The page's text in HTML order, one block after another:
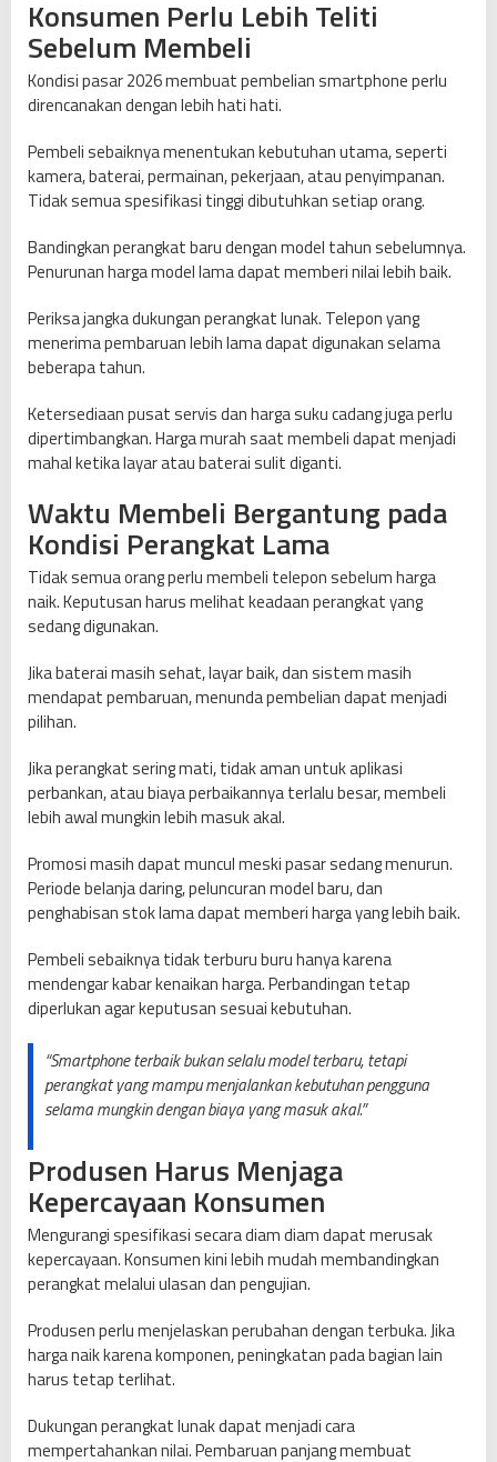
Konsumen Perlu Lebih Teliti
Sebelum Membeli
Kondisi pasar 2026 membuat pembelian smartphone perlu
direncanakan dengan lebih hati hati.
Pembeli sebaiknya menentukan kebutuhan utama, seperti
kamera, baterai, permainan, pekerjaan, atau penyimpanan.
Tidak semua spesifikasi tinggi dibutuhkan setiap orang.
Bandingkan perangkat baru dengan model tahun sebelumnya.
Penurunan harga model lama dapat memberi nilai lebih baik.
Periksa jangka dukungan perangkat lunak. Telepon yang
menerima pembaruan lebih lama dapat digunakan selama
beberapa tahun.
Ketersediaan pusat servis dan harga suku cadang juga perlu
dipertimbangkan. Harga murah saat membeli dapat menjadi
mahal ketika layar atau baterai sulit diganti.
Waktu Membeli Bergantung pada
Kondisi Perangkat Lama
Tidak semua orang perlu membeli telepon sebelum harga
naik. Keputusan harus melihat keadaan perangkat yang
sedang digunakan.
Jika baterai masih sehat, layar baik, dan sistem masih
mendapat pembaruan, menunda pembelian dapat menjadi
pilihan.
Jika perangkat sering mati, tidak aman untuk aplikasi
perbankan, atau biaya perbaikannya terlalu besar, membeli
lebih awal mungkin lebih masuk akal.
Promosi masih dapat muncul meski pasar sedang menurun.
Periode belanja daring, peluncuran model baru, dan
penghabisan stok lama dapat memberi harga yang lebih baik.
Pembeli sebaiknya tidak terburu buru hanya karena
mendengar kabar kenaikan harga. Perbandingan tetap
diperlukan agar keputusan sesuai kebutuhan.
“Smartphone terbaik bukan selalu model terbaru, tetapi
perangkat yang mampu menjalankan kebutuhan pengguna
selama mungkin dengan biaya yang masuk akal.”
Produsen Harus Menjaga
Kepercayaan Konsumen
Mengurangi spesifikasi secara diam diam dapat merusak
kepercayaan. Konsumen kini lebih mudah membandingkan
perangkat melalui ulasan dan pengujian.
Produsen perlu menjelaskan perubahan dengan terbuka. Jika
harga naik karena komponen, peningkatan pada bagian lain
harus tetap terlihat.
Dukungan perangkat lunak dapat menjadi cara
mempertahankan nilai. Pembaruan panjang membuat